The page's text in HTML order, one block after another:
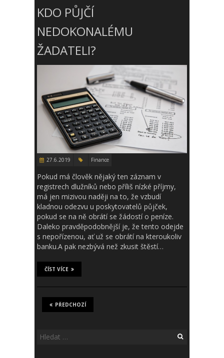
KDO PŮJČÍ
NEDOKONALÉMU
ŽADATELI?
27.6.2019 Finance
Pokud má člověk nějaký ten záznam v
registrech dlužníků nebo příliš nízké příjmy,
má jen mizivou naději na to, že vzbudí
kladnou odezvu u poskytovatelů půjček,
pokud se na ně obrátí se žádostí o peníze.
Daleko pravděpodobnější je, že tento odejde
s nepořízenou, ať už se obrátí na kteroukoliv
banku.A pak nezbývá než zkusit štěstí…
ČÍST VÍCE
PŘEDCHOZÍ
Vyhledávání